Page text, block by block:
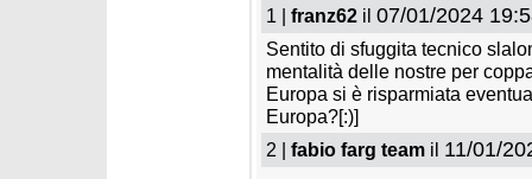
1 | franz62 il 07/01/2024
Sentito di sfuggita tecnico
mentalità delle nostre per
Europa si è risparmiata
Europa?[:)]
2 | fabio farg team il 11/01/